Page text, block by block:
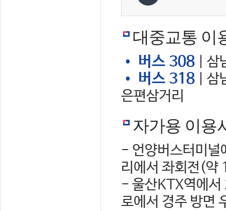
대중교통 이
• 버스 308 | 삼
• 버스 318 | 삼
은편삼거리
자가용 이용
- 언양버스터미널
리에서 좌회전(약
- 울산KTX역에서
로에서 경주 방면